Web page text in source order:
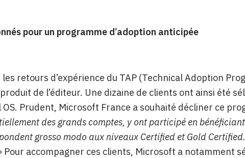
pour un programme d’adoption anticipée
retours d’expérience du TAP (Technical Adoption
de l’éditeur. Une dizaine de clients ont ainsi été
Prudent, Microsoft France a souhaité décliner ce
des grands comptes, y ont participé en
grosso modo aux niveaux Certified et Gold
Pour accompagner ces clients, Microsoft a notamment